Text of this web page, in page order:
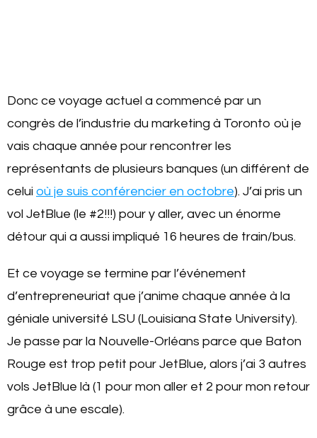
Donc ce voyage actuel a commencé par un
congrès de l’industrie du marketing à Toronto où je
vais chaque année pour rencontrer les
représentants de plusieurs banques (un différent de
celui où je suis conférencier en octobre). J’ai pris un
vol JetBlue (le #2!!!) pour y aller, avec un énorme
détour qui a aussi impliqué 16 heures de train/bus.
Et ce voyage se termine par l’événement
d’entrepreneuriat que j’anime chaque année à la
géniale université LSU (Louisiana State University).
Je passe par la Nouvelle-Orléans parce que Baton
Rouge est trop petit pour JetBlue, alors j’ai 3 autres
vols JetBlue là (1 pour mon aller et 2 pour mon retour
grâce à une escale).